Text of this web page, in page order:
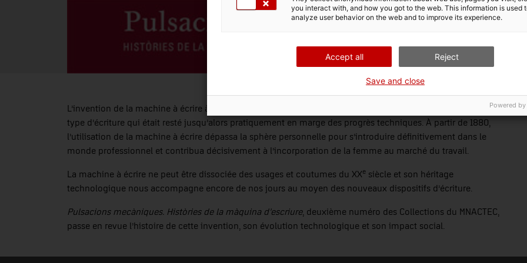
L’invention de la machine à écrire à la fin du XIX
siècle permit la mécanisation de l’écriture personnelle, un
type d’écriture qui était resté jusqu’alors pratiquement en marge des progrès techniques. À partir de 1880,
l’utilisation de la machine à écrire dépassa la sphère personnelle pour s’introduire définitivement dans le
monde professionnel et contribua décisivement à l’incorporation de la femme au marché du travail.
La machine à écrire ne peut être dissociée des usages et coutumes du XXe siècle et son héritage
technologique nous accompagne encore de nos jours au moyen des nouveaux dispositifs d’écriture.
Pulsacions mecàniques. Històries de la màquina d’escriure, deuxième numéro des Collections du MNACTEC,
passe en revue l’histoire de cette invention, son évolution technologique et son impact social.
you interact with, and how you got to the web. This information is used
analyze user behavior on the web and to improve its experience.
Accept all Reject
Save and close
Powered by